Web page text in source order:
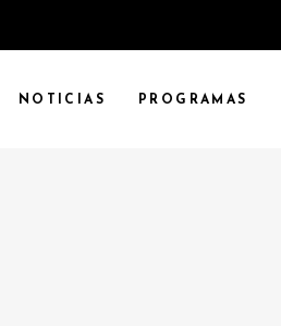
NOTICIAS PROGRAMAS